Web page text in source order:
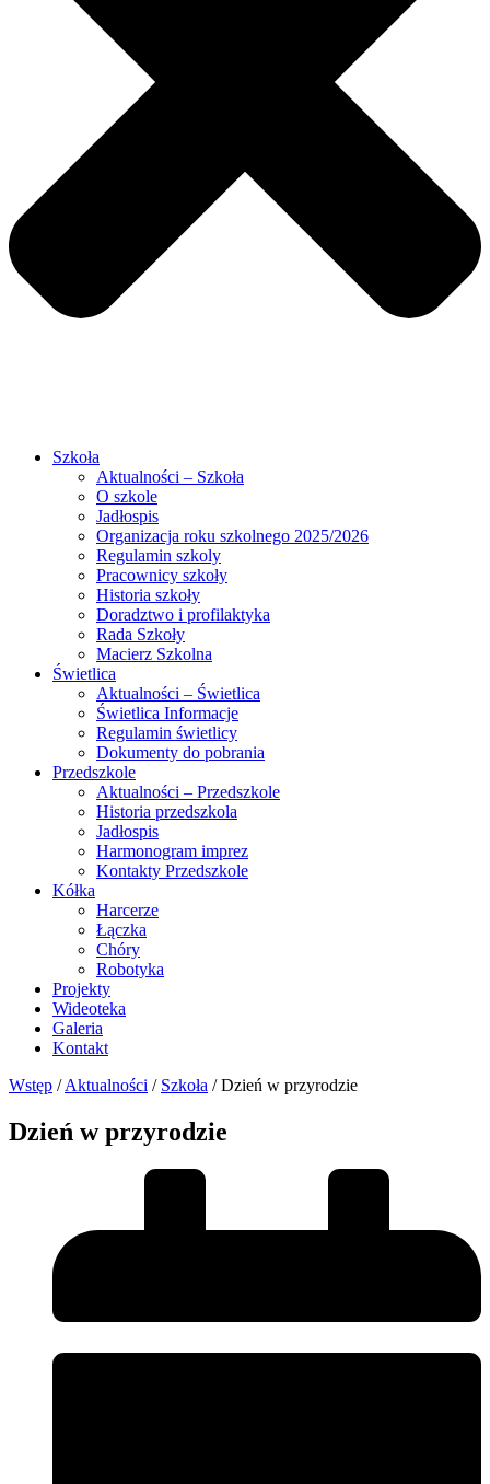
Szkoła
Aktualności – Szkoła
O szkole
Jadłospis
Organizacja roku szkolnego 2025/2026
Regulamin szkoly
Pracownicy szkoły
Historia szkoły
Doradztwo i profilaktyka
Rada Szkoły
Macierz Szkolna
Świetlica
Aktualności – Świetlica
Świetlica Informacje
Regulamin świetlicy
Dokumenty do pobrania
Przedszkole
Aktualności – Przedszkole
Historia przedszkola
Jadłospis
Harmonogram imprez
Kontakty Przedszkole
Kółka
Harcerze
Łączka
Chóry
Robotyka
Projekty
Wideoteka
Galeria
Kontakt
Wstęp / Aktualności / Szkoła / Dzień w przyrodzie
Dzień w przyrodzie